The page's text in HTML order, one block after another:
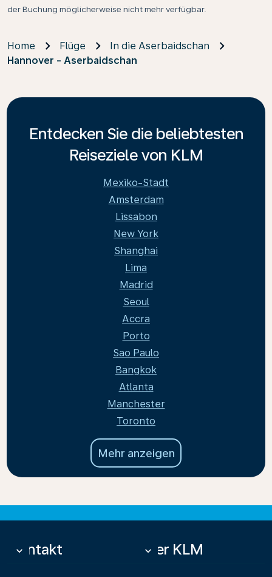
der Buchung möglicherweise nicht mehr verfügbar.
Home Flüge
In die Aserbaidschan
Hannover - Aserbaidschan
Entdecken Sie die beliebtesten
Reiseziele von KLM
Mexiko-Stadt
Amsterdam
Lissabon
New York
Shanghai
Lima
Madrid
Seoul
Accra
Porto
Sao Paulo
Bangkok
Atlanta
Manchester
Toronto
Mehr anzeigen
Kontakt
keyboard_arrow_down Über KLM
keyboard_arrow_down